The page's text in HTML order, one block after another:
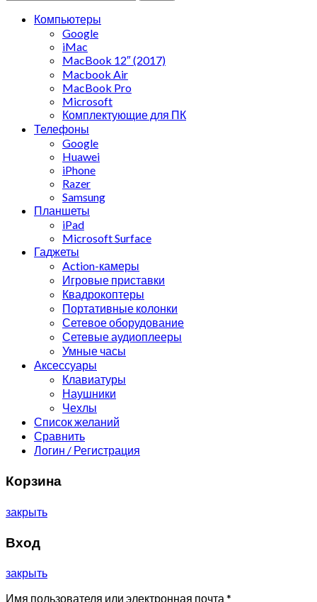
Компьютеры
Google
iMac
MacBook 12″ (2017)
Macbook Air
MacBook Pro
Microsoft
Комплектующие для ПК
Телефоны
Google
Huawei
iPhone
Razer
Samsung
Планшеты
iPad
Microsoft Surface
Гаджеты
Action-камеры
Игровые приставки
Квадрокоптеры
Портативные колонки
Сетевое оборудование
Сетевые аудиоплееры
Умные часы
Аксессуары
Клавиатуры
Наушники
Чехлы
Список желаний
Сравнить
Логин / Регистрация
Корзина
закрыть
Вход
закрыть
Имя пользователя или электронная почта *